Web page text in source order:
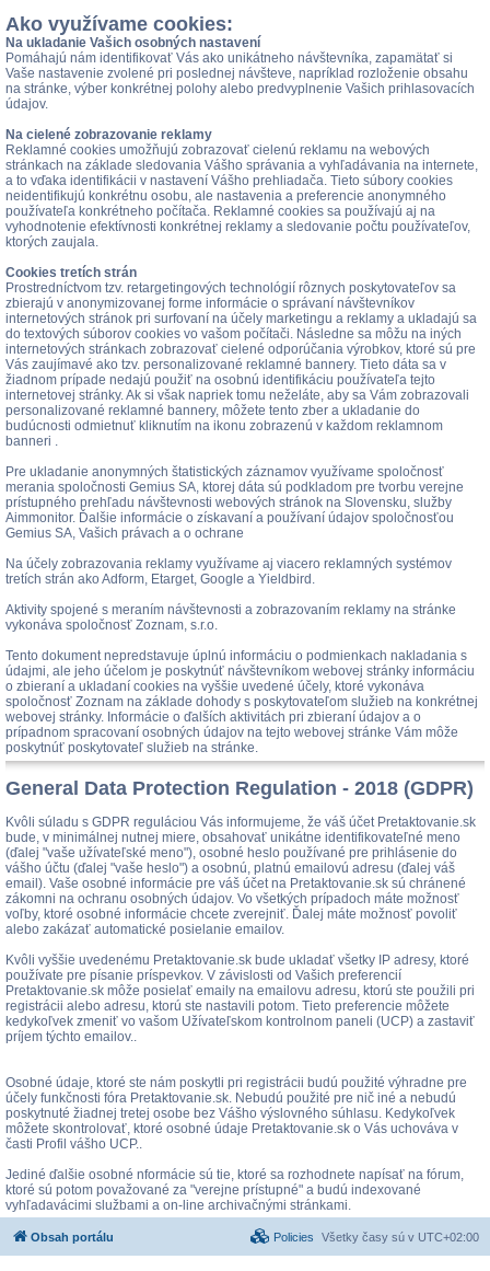
Ako využívame cookies:
Na ukladanie Vašich osobných nastavení
Pomáhajú nám identifikovať Vás ako unikátneho návštevníka, zapamätať si
Vaše nastavenie zvolené pri poslednej návšteve, napríklad rozloženie obsahu
na stránke, výber konkrétnej polohy alebo predvyplnenie Vašich prihlasovacích
údajov.
Na cielené zobrazovanie reklamy
Reklamné cookies umožňujú zobrazovať cielenú reklamu na webových
stránkach na základe sledovania Vášho správania a vyhľadávania na internete,
a to vďaka identifikácii v nastavení Vášho prehliadača. Tieto súbory cookies
neidentifikujú konkrétnu osobu, ale nastavenia a preferencie anonymného
používateľa konkrétneho počítača. Reklamné cookies sa používajú aj na
vyhodnotenie efektívnosti konkrétnej reklamy a sledovanie počtu používateľov,
ktorých zaujala.
Cookies tretích strán
Prostredníctvom tzv. retargetingových technológií rôznych poskytovateľov sa
zbierajú v anonymizovanej forme informácie o správaní návštevníkov
internetových stránok pri surfovaní na účely marketingu a reklamy a ukladajú sa
do textových súborov cookies vo vašom počítači. Následne sa môžu na iných
internetových stránkach zobrazovať cielené odporúčania výrobkov, ktoré sú pre
Vás zaujímavé ako tzv. personalizované reklamné bannery. Tieto dáta sa v
žiadnom prípade nedajú použiť na osobnú identifikáciu používateľa tejto
internetovej stránky. Ak si však napriek tomu neželáte, aby sa Vám zobrazovali
personalizované reklamné bannery, môžete tento zber a ukladanie do
budúcnosti odmietnuť kliknutím na ikonu zobrazenú v každom reklamnom
banneri .
Pre ukladanie anonymných štatistických záznamov využívame spoločnosť
merania spoločnosti Gemius SA, ktorej dáta sú podkladom pre tvorbu verejne
prístupného prehľadu návštevnosti webových stránok na Slovensku, služby
Aimmonitor. Ďalšie informácie o získavaní a používaní údajov spoločnosťou
Gemius SA, Vašich právach a o ochrane
Na účely zobrazovania reklamy využívame aj viacero reklamných systémov
tretích strán ako Adform, Etarget, Google a Yieldbird.
Aktivity spojené s meraním návštevnosti a zobrazovaním reklamy na stránke
vykonáva spoločnosť Zoznam, s.r.o.
Tento dokument nepredstavuje úplnú informáciu o podmienkach nakladania s
údajmi, ale jeho účelom je poskytnúť návštevníkom webovej stránky informáciu
o zbieraní a ukladaní cookies na vyššie uvedené účely, ktoré vykonáva
spoločnosť Zoznam na základe dohody s poskytovateľom služieb na konkrétnej
webovej stránky. Informácie o ďalších aktivitách pri zbieraní údajov a o
prípadnom spracovaní osobných údajov na tejto webovej stránke Vám môže
poskytnúť poskytovateľ služieb na stránke.
General Data Protection Regulation - 2018 (GDPR)
Kvôli súladu s GDPR reguláciou Vás informujeme, že váš účet Pretaktovanie.sk
bude, v minimálnej nutnej miere, obsahovať unikátne identifikovateľné meno
(ďalej "vaše užívateľské meno"), osobné heslo používané pre prihlásenie do
vášho účtu (ďalej "vaše heslo") a osobnú, platnú emailovú adresu (ďalej váš
email). Vaše osobné informácie pre váš účet na Pretaktovanie.sk sú chránené
zákomni na ochranu osobných údajov. Vo všetkých prípadoch máte možnosť
voľby, ktoré osobné informácie chcete zverejniť. Ďalej máte možnosť povoliť
alebo zakázať automatické posielanie emailov.
Kvôli vyššie uvedenému Pretaktovanie.sk bude ukladať všetky IP adresy, ktoré
používate pre písanie príspevkov. V závislosti od Vašich preferencií
Pretaktovanie.sk môže posielať emaily na emailovu adresu, ktorú ste použili pri
registrácii alebo adresu, ktorú ste nastavili potom. Tieto preferencie môžete
kedykoľvek zmeniť vo vašom Užívateľskom kontrolnom paneli (UCP) a zastaviť
príjem týchto emailov..
Osobné údaje, ktoré ste nám poskytli pri registrácii budú použité výhradne pre
účely funkčnosti fóra Pretaktovanie.sk. Nebudú použité pre nič iné a nebudú
poskytnuté žiadnej tretej osobe bez Vášho výslovného súhlasu. Kedykoľvek
môžete skontrolovať, ktoré osobné údaje Pretaktovanie.sk o Vás uchováva v
časti Profil vášho UCP..
Jediné ďalšie osobné nformácie sú tie, ktoré sa rozhodnete napísať na fórum,
ktoré sú potom považované za "verejne prístupné" a budú indexované
vyhľadavácimi službami a on-line archivačnými stránkami.
Obsah portálu Všetky časy sú v UTC+02:00
Policies